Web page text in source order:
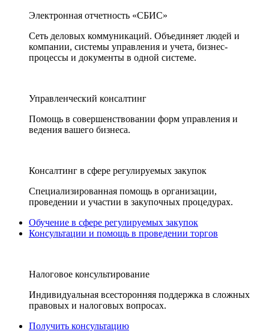
Электронная отчетность «СБИС»
Сеть деловых коммуникаций. Объединяет людей и
компании, системы управления и учета, бизнес-
процессы и документы в одной системе.
Управленческий консалтинг
Помощь в совершенствовании форм управления и
ведения вашего бизнеса.
Консалтинг в сфере регулируемых закупок
Специализированная помощь в организации,
проведении и участии в закупочных процедурах.
Обучение в сфере регулируемых закупок
Консультации и помощь в проведении торгов
Налоговое консультирование
Индивидуальная всесторонняя поддержка в сложных
правовых и налоговых вопросах.
Получить консультацию